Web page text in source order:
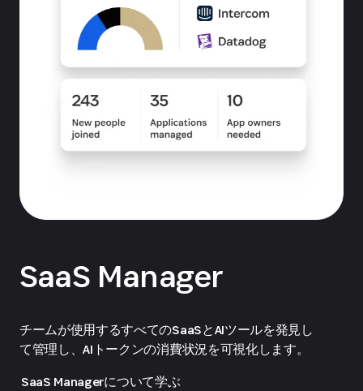
SaaS Manager
チームが使用するすべてのSaaSとAIツールを発見し
て管理し、AIトークンの消費状況を可視化します。
SaaS Managerについて学ぶ